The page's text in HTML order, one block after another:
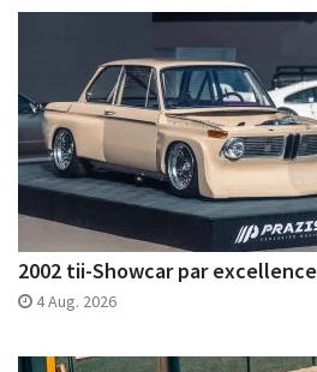
2002 tii-Showcar par excellence
4 Aug. 2026